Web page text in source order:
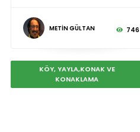
METİN GÜLTAN 746
KÖY, YAYLA,KONAK VE
KONAKLAMA